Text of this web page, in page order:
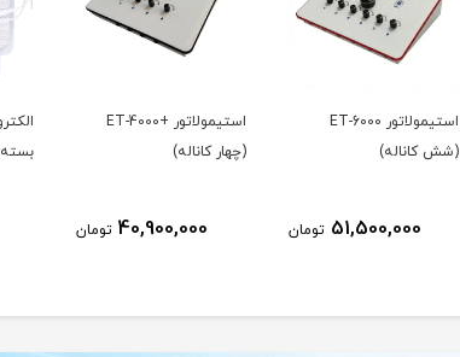
استیمولاتور ET-6000
(شش کاناله)
51,500,000 تومان
استیمولاتور +ET-4000
(چهار کاناله)
40,900,000 تومان
بسته 4عددی